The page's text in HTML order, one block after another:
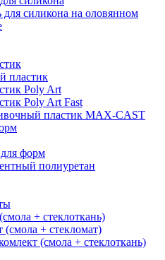
для силикона на оловянном
пластик
Poly Art
Poly Art Fast
пластик MAX-CAST
форм
полиуретан
+ стеклоткань)
(смола + стекломат)
(смола + стеклоткань)